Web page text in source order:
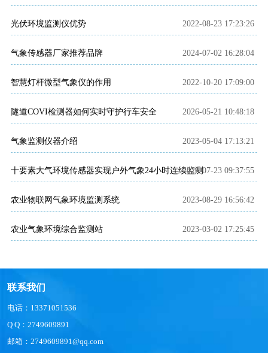
光伏环境监测仪优势 2022-08-23 17:23:26
气象传感器厂家推荐品牌 2024-07-02 16:28:04
智慧灯杆微型气象仪的作用 2022-10-20 17:09:00
隧道COVI检测器如何实时守护行车安全 2026-05-21 10:48:18
气象监测仪器介绍 2023-05-04 17:13:21
十要素大气环境传感器实现户外气象24小时连续监测2026-07-23 09:37:55
农业物联网气象环境监测系统 2023-08-29 16:56:42
农业气象环境综合监测站 2023-03-02 17:25:45
联系我们
电话：13371051536
Q Q：2749609891
邮箱：2749609891@qq.com